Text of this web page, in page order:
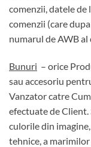
comenzii, datele
comenzii (care
numarul de AWB
Bunuri – orice
sau accesoriu
Vanzator catre
efectuate de
culorile din
tehnice, a